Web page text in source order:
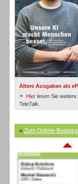
Ältere Ausgaben als
Hier lesen Sie
TeleTalk.
» Zum Online-
Inbound